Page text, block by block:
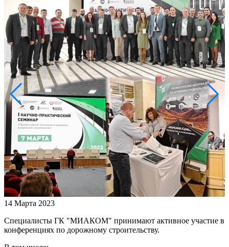
14 Марта 2023
Специалисты ГК "МИАКОМ" принимают активное участие в
конференциях по дорожному строительству.